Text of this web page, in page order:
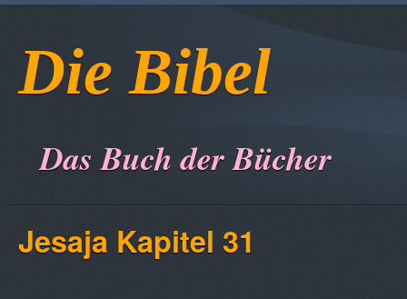
Die Bibel
Das Buch der Bücher
Jesaja Kapitel 31